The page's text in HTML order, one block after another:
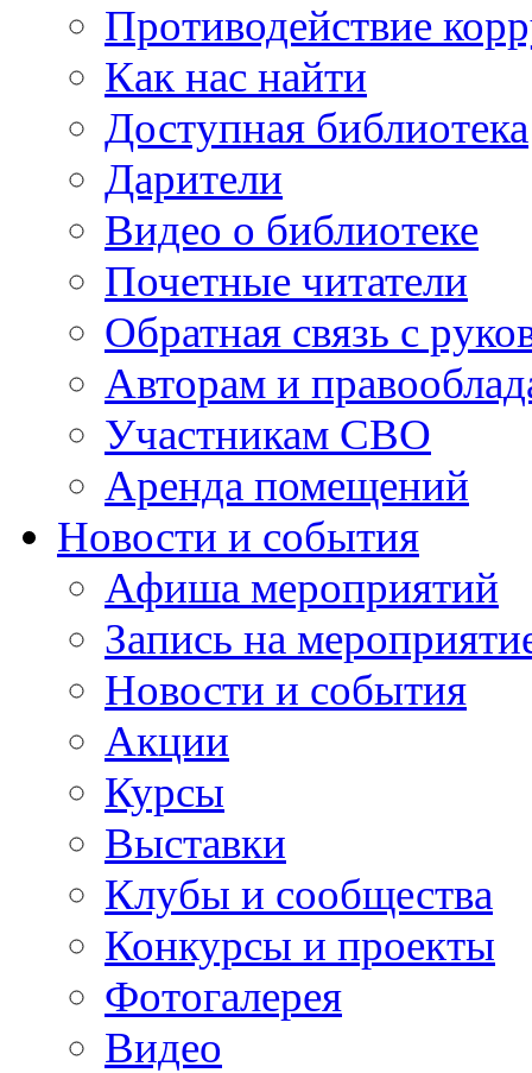
Противодействие
Как нас найти
Доступная библиотека
Дарители
Видео о библиотеке
Почетные читатели
Обратная связь с
Авторам и
Участникам СВО
Аренда помещений
Новости и события
Афиша мероприятий
Запись на
Новости и события
Акции
Курсы
Выставки
Клубы и сообщества
Конкурсы и проекты
Фотогалерея
Видео